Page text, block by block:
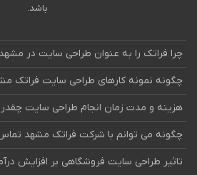
باشد.
چرا فراتک را به عنوان طراحی سایت در
چگونه نمونه کارهای طراحی سایت فراتک
هزینه و مدت زمان انجام طراحی سایت
چگونه می توانم با شرکت فراتک مشهد
تاثیر طراحی سایت فروشگاهی بر افزایش